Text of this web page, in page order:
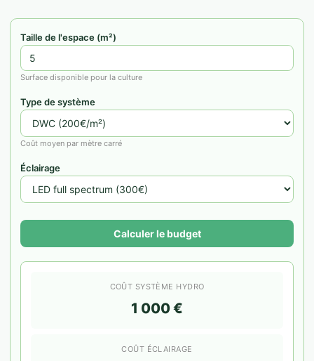
Taille de l'espace (m²)
Surface disponible pour la culture
Type de système
Coût moyen par mètre carré
Éclairage
Calculer le budget
COÛT SYSTÈME HYDRO
1 000 €
COÛT ÉCLAIRAGE